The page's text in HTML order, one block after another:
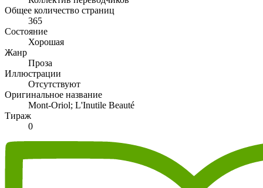
Общее количество страниц
365
Состояние
Хорошая
Жанр
Проза
Иллюстрации
Отсутствуют
Оригинальное название
Mont-Oriol; L'Inutile Beauté
Тираж
0